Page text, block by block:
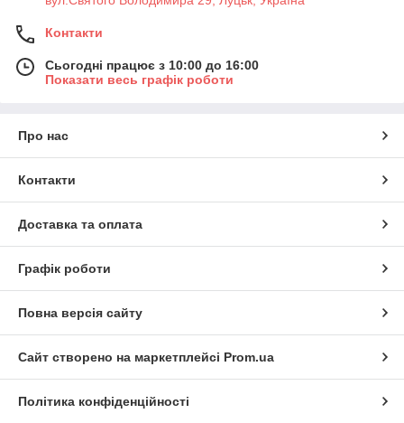
Контакти
Сьогодні працює з 10:00 до 16:00
Показати весь графік роботи
Про нас
Контакти
Доставка та оплата
Графік роботи
Повна версія сайту
Сайт створено на маркетплейсі Prom.ua
Політика конфіденційності